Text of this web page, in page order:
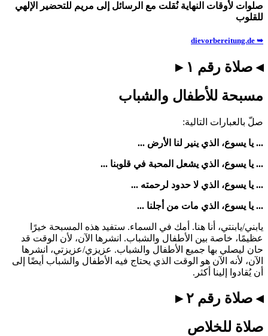
صلوات لأوقات النهاية نُقلت مع الرسائل إلى مريم للتحضير الإلهي
للقلوب
➥ dievorbereitung.de
◂ صلاة رقم ١ ▸
مسبحة للأطفال والشباب
صلّ بالعبارات التالية:
... يا يسوع، الذي ينير لنا الأرض ...
... يا يسوع، الذي يشعل المحبة في قلوبنا ...
... يا يسوع، الذي لا حدود لرحمته ...
... يا يسوع، الذي مات من أجلنا ...
يابني/يابنتي، أنا هنا. أمك في السماء. ستفيد هذه المسبحة خيرًا
عظيمًا، خاصة بين الأطفال والشباب. انشرها الآن، لأن الوقت قد
حان ليصلي بها جميع الأطفال والشباب. عزيزي/عزيزتي، انشرها
الآن، لأنه الآن هو الوقت الذي يحتاج فيه الأطفال والشباب أيضًا إلى
أن يُقادوا إلينا أكثر.
◂ صلاة رقم ٢ ▸
صلاة للخلاص